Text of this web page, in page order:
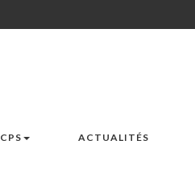
CPS ACTUALITÉS